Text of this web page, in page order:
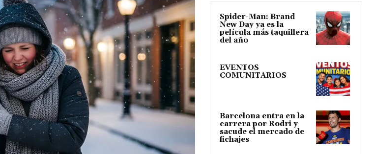
Spider-Man: Brand
New Day ya es la
película más taquillera
del año
EVENTOS
COMUNITARIOS
Barcelona entra en la
carrera por Rodri y
sacude el mercado de
fichajes